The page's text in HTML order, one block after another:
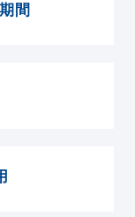
間